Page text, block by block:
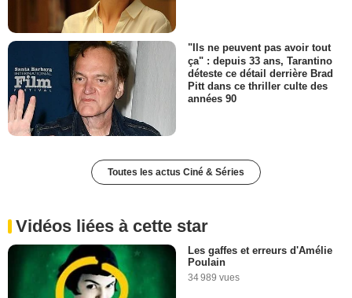
"Ils ne peuvent pas avoir tout
ça" : depuis 33 ans, Tarantino
déteste ce détail derrière Brad
Pitt dans ce thriller culte des
années 90
Toutes les actus Ciné & Séries
Vidéos liées à cette star
Les gaffes et erreurs d'Amélie
Poulain
34 989 vues